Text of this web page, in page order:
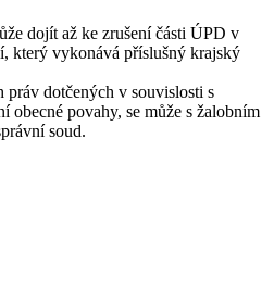
dojít až ke zrušení části ÚPD v
který vykonává příslušný krajský
práv dotčených v souvislosti s
obecné povahy, se může s žalobním
soud.